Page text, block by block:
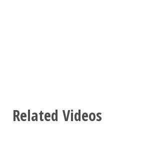
Related Videos